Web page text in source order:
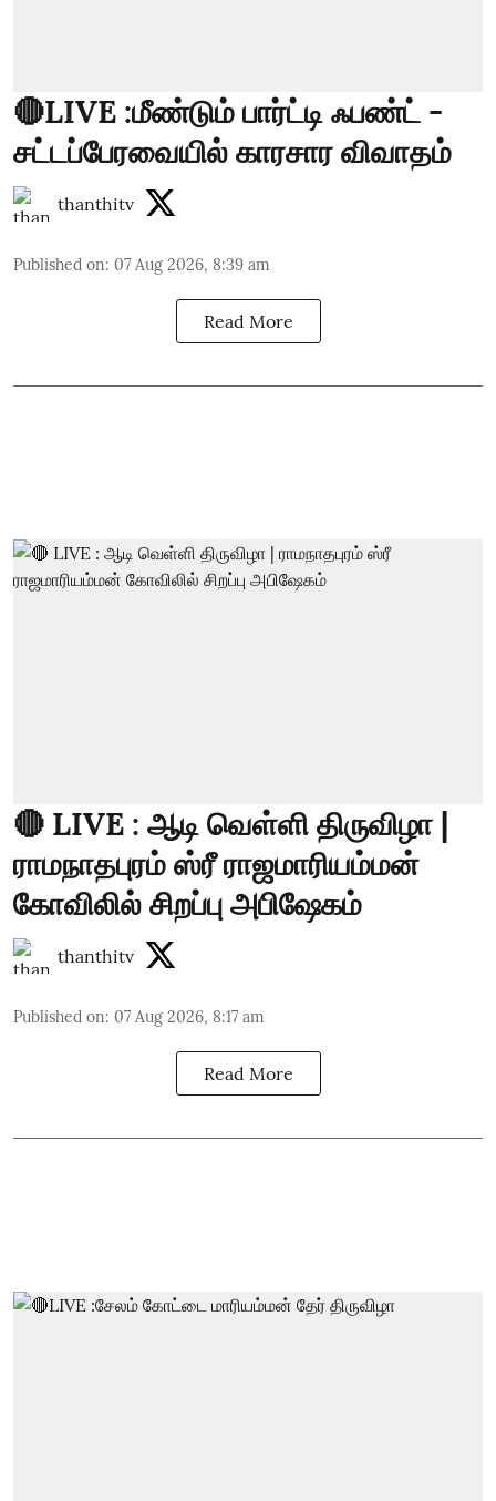
🔴LIVE :மீண்டும் பார்ட்டி ஃபண்ட் -
சட்டப்பேரவையில் காரசார விவாதம்
thanthitv
Published on: 07 Aug 2026, 8:39 am
Read More
🔴 LIVE : ஆடி வெள்ளி திருவிழா |
ராமநாதபுரம் ஸ்ரீ ராஜமாரியம்மன்
கோவிலில் சிறப்பு அபிஷேகம்
thanthitv
Published on: 07 Aug 2026, 8:17 am
Read More